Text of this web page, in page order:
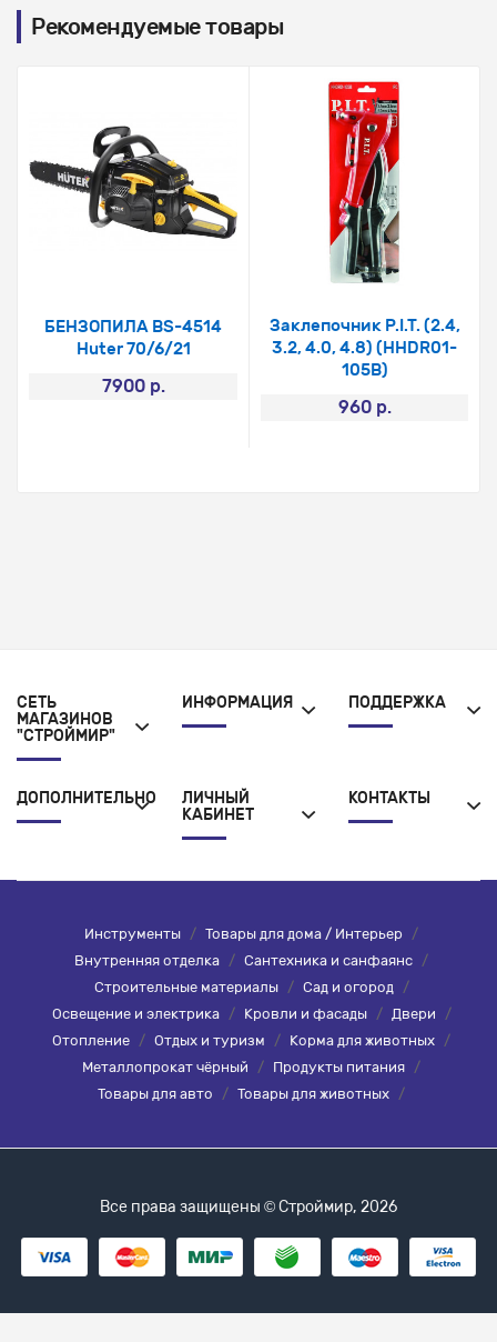
Рекомендуемые товары
БЕНЗОПИЛА BS-4514
Huter 70/6/21
7900 р.
Заклепочник P.I.T. (2.4,
3.2, 4.0, 4.8) (HHDR01-
105В)
960 р.
СЕТЬ
МАГАЗИНОВ
"СТРОЙМИР"
ИНФОРМАЦИЯ ПОДДЕРЖКА
ДОПОЛНИТЕЛЬНО
ЛИЧНЫЙ
КАБИНЕТ
КОНТАКТЫ
Инструменты / Товары для дома / Интерьер /
Внутренняя отделка / Сантехника и санфаянс /
Строительные материалы
/ Сад и огород
/
Освещение и электрика
/ Кровли и фасады / Двери
/
Отопление / Отдых и туризм / Корма для животных /
Металлопрокат чёрный
/ Продукты питания /
Товары для авто
/ Товары для животных /
Все права защищены © Строймир, 2026